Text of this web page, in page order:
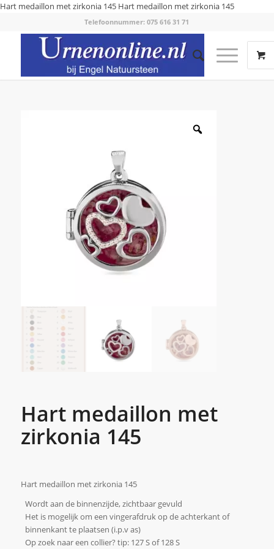
Hart medaillon met zirkonia 145 Hart medaillon met zirkonia 145
Telefoonnummer: 075 616 31 71
Hart medaillon met
zirkonia 145
Hart medaillon met zirkonia 145
Wordt aan de binnenzijde, zichtbaar gevuld
Het is mogelijk om een vingerafdruk op de achterkant of
binnenkant te plaatsen (i.p.v as)
Op zoek naar een collier? tip: 127 S of 128 S